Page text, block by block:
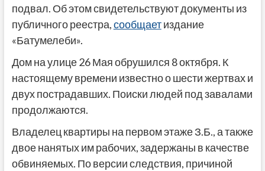
подвал. Об этом свидетельствуют документы из
публичного реестра,сообщаетиздание
«Батумелеби».
Дом на улице 26 Мая обрушился 8 октября. К
настоящему времени известно о шести жертвах и
двух пострадавших. Поиски людей под завалами
продолжаются.
Владелец квартиры на первом этаже З.Б., а также
двое нанятых им рабочих, задержаны в качестве
обвиняемых. По версии следствия, причиной